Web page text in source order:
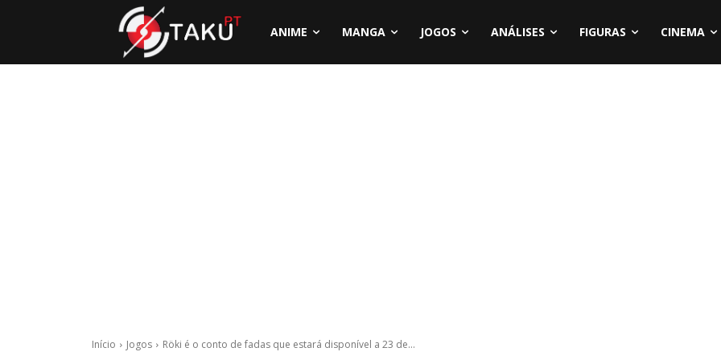
ANIME MANGA JOGOS ANÁLISES FIGURAS CINEMA
Início Jogos Röki é o conto de fadas que estará disponível a 23 de...